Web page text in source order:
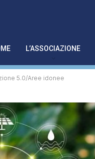
L’ASSOCIAZIONE
5.0/Aree idonee